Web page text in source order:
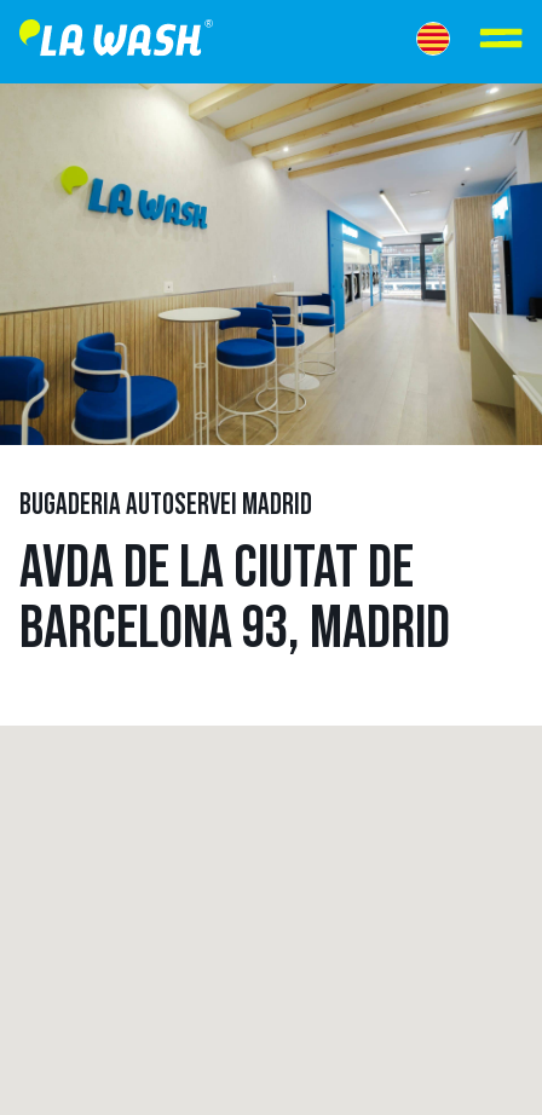
BUGADERIA AUTOSERVEI MADRID
AVDA DE LA CIUTAT DE
BARCELONA 93, MADRID